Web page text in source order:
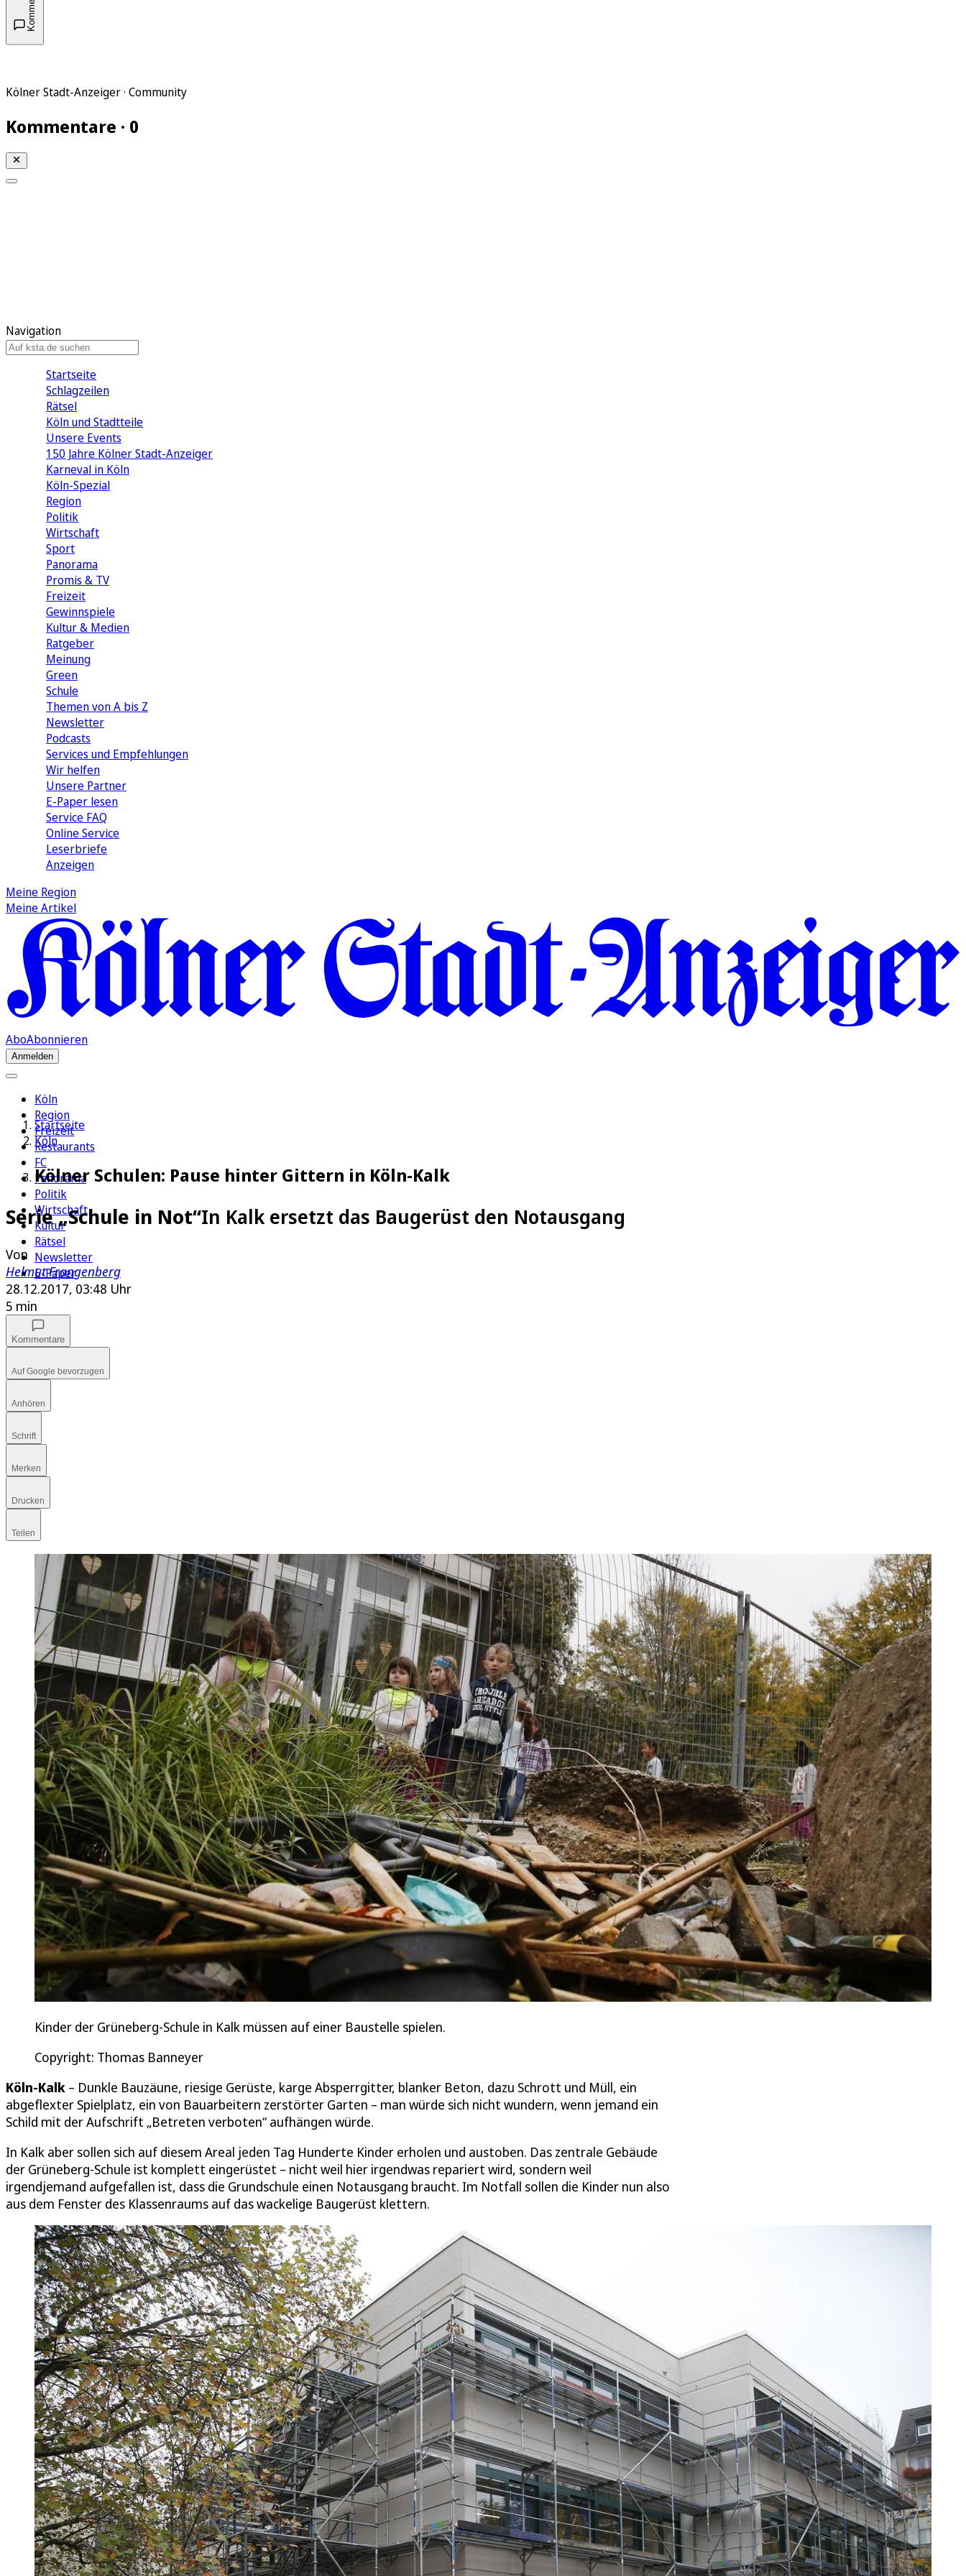
Kölner Stadt-Anzeiger · Community
Kommentare · 0
Navigation
Startseite
Schlagzeilen
Rätsel
Köln und Stadtteile
Unsere Events
150 Jahre Kölner Stadt-Anzeiger
Karneval in Köln
Köln-Spezial
Region
Politik
Wirtschaft
Sport
Panorama
Promis & TV
Freizeit
Gewinnspiele
Kultur & Medien
Ratgeber
Meinung
Green
Schule
Themen von A bis Z
Newsletter
Podcasts
Services und Empfehlungen
Wir helfen
Unsere Partner
E-Paper lesen
Service FAQ
Online Service
Leserbriefe
Anzeigen
Meine Region
Meine Artikel
AboAbonnieren
Anmelden
Köln
Region
Freizeit
Restaurants
FC
Panorama
Politik
Wirtschaft
Kultur
Rätsel
Newsletter
E-Paper
Startseite
Köln
Kölner Schulen: Pause hinter Gittern in Köln-Kalk
Serie „Schule in Not“In Kalk ersetzt das Baugerüst den Notausgang
Von
Helmut Frangenberg
28.12.2017, 03:48 Uhr
5 min
Kommentare
Auf Google bevorzugen
Anhören
Schrift
Merken
Drucken
Teilen
Kinder der Grüneberg-Schule in Kalk müssen auf einer Baustelle spielen.
Copyright: Thomas Banneyer
Köln-Kalk – Dunkle Bauzäune, riesige Gerüste, karge Absperrgitter, blanker Beton, dazu Schrott und Müll, ein
abgeflexter Spielplatz, ein von Bauarbeitern zerstörter Garten – man würde sich nicht wundern, wenn jemand ein
Schild mit der Aufschrift „Betreten verboten“ aufhängen würde.
In Kalk aber sollen sich auf diesem Areal jeden Tag Hunderte Kinder erholen und austoben. Das zentrale Gebäude
der Grüneberg-Schule ist komplett eingerüstet – nicht weil hier irgendwas repariert wird, sondern weil
irgendjemand aufgefallen ist, dass die Grundschule einen Notausgang braucht. Im Notfall sollen die Kinder nun also
aus dem Fenster des Klassenraums auf das wackelige Baugerüst klettern.